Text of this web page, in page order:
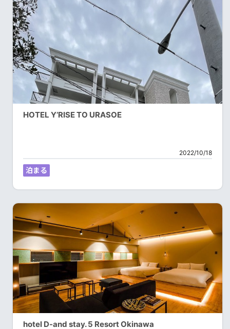
HOTEL Y’RISE TO URASOE
2022/10/18
泊まる
hotel D-and stay. 5 Resort Okinawa